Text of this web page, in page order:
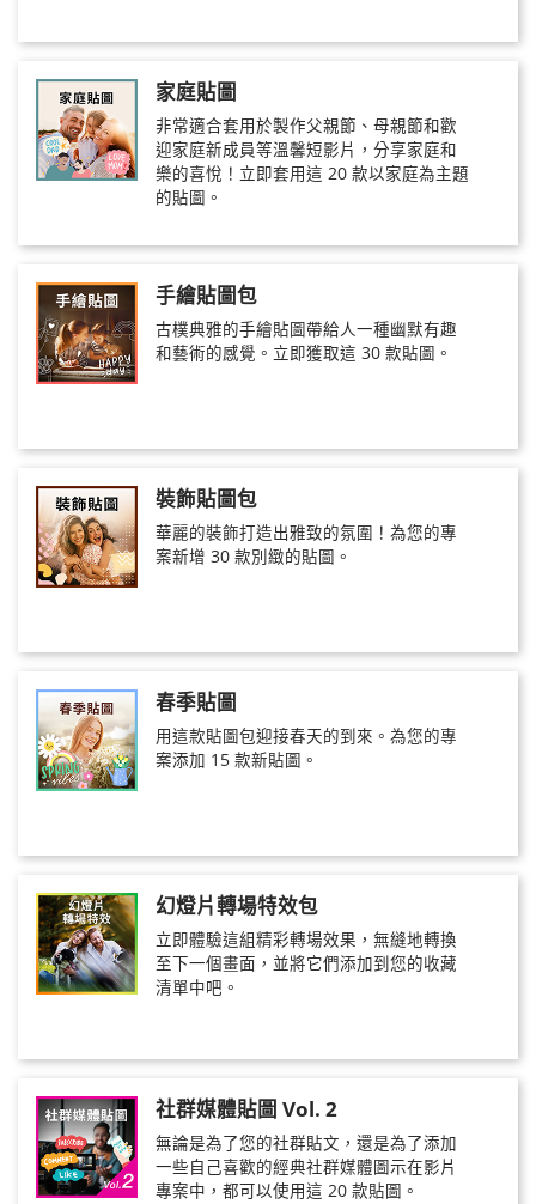
家庭貼圖
非常適合套用於製作父親節、母親節和歡
迎家庭新成員等溫馨短影片，分享家庭和
樂的喜悅！立即套用這 20 款以家庭為主題
的貼圖。
手繪貼圖包
古樸典雅的手繪貼圖帶給人一種幽默有趣
和藝術的感覺。立即獲取這 30 款貼圖。
裝飾貼圖包
華麗的裝飾打造出雅致的氛圍！為您的專
案新增 30 款別緻的貼圖。
春季貼圖
用這款貼圖包迎接春天的到來。為您的專
案添加 15 款新貼圖。
幻燈片轉場特效包
立即體驗這組精彩轉場效果，無縫地轉換
至下一個畫面，並將它們添加到您的收藏
清單中吧。
社群媒體貼圖 Vol. 2
無論是為了您的社群貼文，還是為了添加
一些自己喜歡的經典社群媒體圖示在影片
專案中，都可以使用這 20 款貼圖。